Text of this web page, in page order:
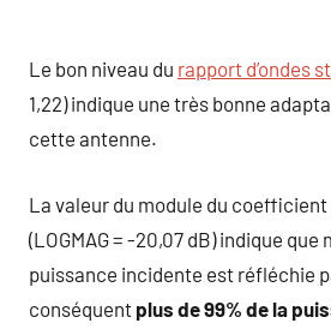
Le bon niveau du rapport d’ondes
1,22) indique une très bonne
cette antenne.
La valeur du module du
(LOGMAG = -20,07 dB) indique que
puissance incidente est réfléchie
conséquent plus de 99% de la